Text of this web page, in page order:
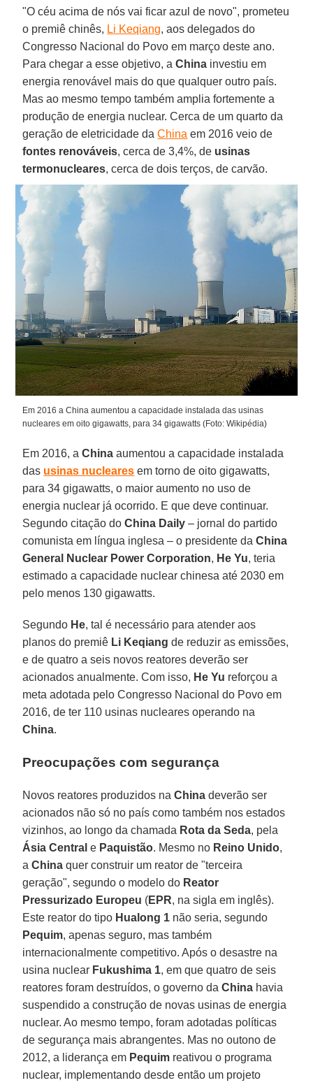
"O céu acima de nós vai ficar azul de novo", prometeu
o premiê chinês, Li Keqiang, aos delegados do
Congresso Nacional do Povo em março deste ano.
Para chegar a esse objetivo, aChina investiu em
energia renovável mais do que qualquer outro país.
Mas ao mesmo tempo também amplia fortemente a
produção de energia nuclear. Cerca de um quarto da
geração de eletricidade daChina em 2016 veio de
fontes renováveis, cerca de 3,4%, de usinas
termonucleares, cerca de dois terços, de carvão.
Em 2016 a China aumentou a capacidade instalada das usinas
nucleares em oito gigawatts, para 34 gigawatts (Foto: Wikipédia)
Em 2016, aChina aumentou a capacidade instalada
das usinas nucleares em torno de oito gigawatts,
para 34 gigawatts, o maior aumento no uso de
energia nuclear já ocorrido. E que deve continuar.
Segundo citação do China Daily – jornal do partido
comunista em língua inglesa – o presidente daChina
General Nuclear Power Corporation, He Yu, teria
estimado a capacidade nuclear chinesa até 2030 em
pelo menos 130 gigawatts.
Segundo He, tal é necessário para atender aos
planos do premiê Li Keqiang de reduzir as emissões,
e de quatro a seis novos reatores deverão ser
acionados anualmente. Com isso, He Yu reforçou a
meta adotada pelo Congresso Nacional do Povo em
2016, de ter 110 usinas nucleares operando na
China.
Preocupações com segurança
Novos reatores produzidos naChina deverão ser
acionados não só no país como também nos estados
vizinhos, ao longo da chamada Rota da Seda, pela
Ásia Central e Paquistão. Mesmo no Reino Unido,
aChina quer construir um reator de "terceira
geração", segundo o modelo do Reator
Pressurizado Europeu (EPR, na sigla em inglês).
Este reator do tipo Hualong 1 não seria, segundo
Pequim, apenas seguro, mas também
internacionalmente competitivo. Após o desastre na
usina nuclear Fukushima 1, em que quatro de seis
reatores foram destruídos, o governo daChina havia
suspendido a construção de novas usinas de energia
nuclear. Ao mesmo tempo, foram adotadas políticas
de segurança mais abrangentes. Mas no outono de
2012, a liderança em Pequim reativou o programa
nuclear, implementando desde então um projeto